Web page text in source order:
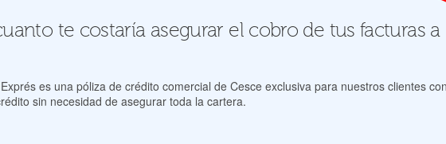
te costaría asegurar el cobro de tus facturas a
es una póliza de crédito comercial de Cesce exclusiva para nuestros clientes
sin necesidad de asegurar toda la cartera.